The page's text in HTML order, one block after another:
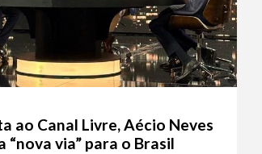
ao Canal Livre, Aécio Neves
“nova via” para o Brasil